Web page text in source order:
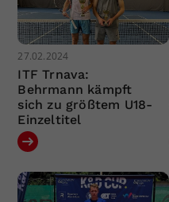
27.02.2024
ITF Trnava:
Behrmann kämpft
sich zu größtem U18-
Einzeltitel